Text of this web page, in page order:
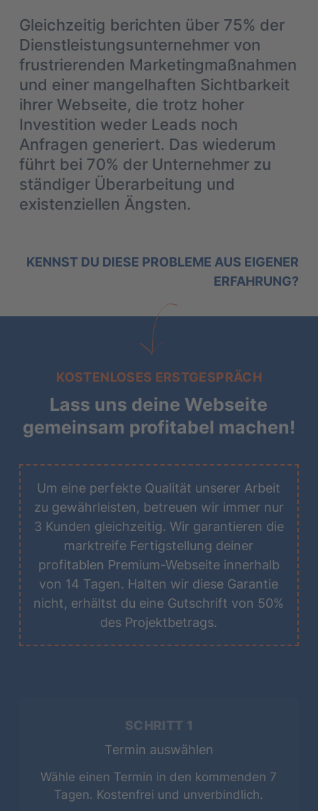
Gleichzeitig berichten über 75% der
Dienstleistungsunternehmer von
frustrierenden Marketingmaßnahmen
und einer mangelhaften Sichtbarkeit
ihrer Webseite, die trotz hoher
Investition weder Leads noch
Anfragen generiert. Das wiederum
führt bei 70% der Unternehmer zu
ständiger Überarbeitung und
existenziellen Ängsten.
KENNST DU DIESE PROBLEME AUS EIGENER
ERFAHRUNG?
KOSTENLOSES ERSTGESPRÄCH
Lass uns deine Webseite
gemeinsam profitabel machen!
Um eine perfekte Qualität unserer Arbeit
zu gewährleisten, betreuen wir immer nur
3 Kunden gleichzeitig. Wir garantieren die
marktreife Fertigstellung deiner
profitablen Premium-Webseite innerhalb
von 14 Tagen. Halten wir diese Garantie
nicht, erhältst du eine Gutschrift von 50%
des Projektbetrags.
SCHRITT 1
Termin auswählen
Wähle einen Termin in den kommenden 7
Tagen. Kostenfrei und unverbindlich.
August 2026
MO DI MI DO FR SA SO
1 2
3 4 5 6 7 8 9
11 12 13 14 15
17 18 19 20 21 22 23
26 27 28
Europe/Berlin